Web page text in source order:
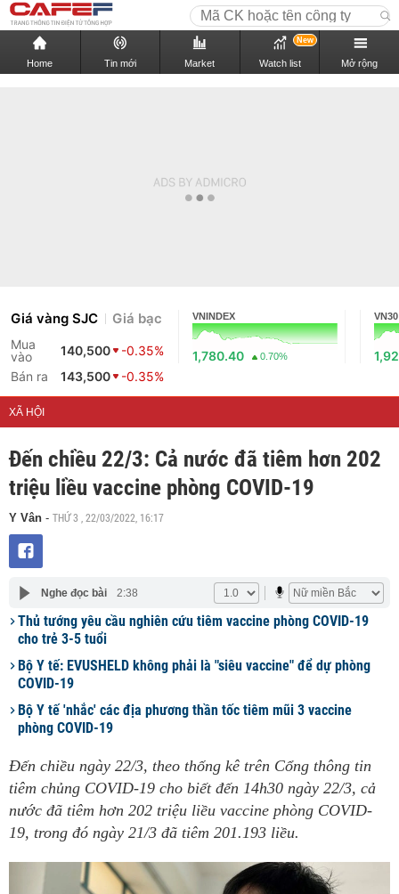
Home Tin mới Market Watch list
New
Mở rộng
Giá vàng SJC Giá bạc
Mua
vào
140,500
-0.35%
Bán ra
143,500 -0.35%
VNINDEX
1,780.40 0.70%
VN30
XÃ HỘI
Đến chiều 22/3: Cả nước đã tiêm hơn 202
triệu liều vaccine phòng COVID-19
Y Vân - THỨ 3 , 22/03/2022, 16:17
Nghe đọc bài 2:38
Thủ tướng yêu cầu nghiên cứu tiêm vaccine phòng COVID-19
cho trẻ 3-5 tuổi
Bộ Y tế: EVUSHELD không phải là "siêu vaccine" để dự phòng
COVID-19
Bộ Y tế 'nhắc' các địa phương thần tốc tiêm mũi 3 vaccine
phòng COVID-19
Đến chiều ngày 22/3, theo thống kê trên Cổng thông tin
tiêm chủng COVID-19 cho biết đến 14h30 ngày 22/3, cả
nước đã tiêm hơn 202 triệu liều vaccine phòng COVID-
19, trong đó ngày 21/3 đã tiêm 201.193 liều.